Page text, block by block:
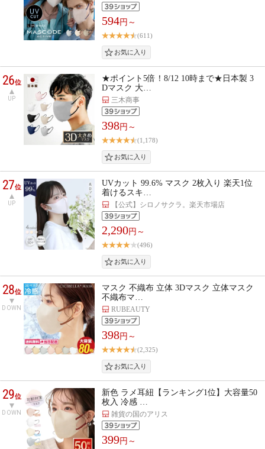
594円～
(611)
26位
UP
★ポイント5倍！8/12 10時まで★日本製 3
Dマスク 大…
三木商事
398円～
(1,178)
27位
UP
UVカット 99.6% マスク 2枚入り 楽天1位
着けるスキ…
【公式】シロノサクラ。楽天市場店
2,290円～
(496)
28位
DOWN
マスク 不織布 立体 3Dマスク 立体マスク
不織布マ…
RUBEAUTY
398円～
(2,325)
29位
DOWN
新色 ラメ耳紐【ランキング1位】大容量50
枚入 冷感 …
雑貨の国のアリス
399円～